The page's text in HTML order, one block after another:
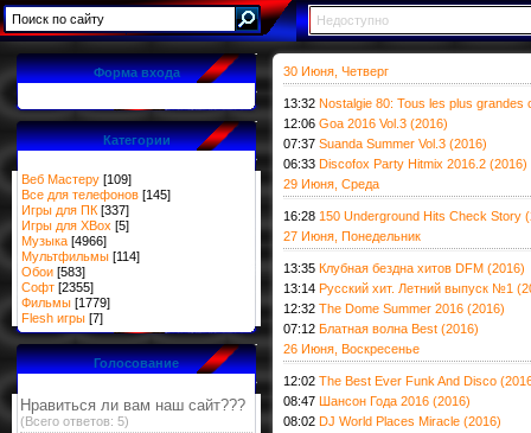
Недоступно
Форма входа
Категории
Веб Мастеру [109]
Все для телефонов [145]
Игры для ПК [337]
Игры для XBox [5]
Музыка [4966]
Мультфильмы [114]
Обои [583]
Софт [2355]
Фильмы [1779]
Flesh игры [7]
Голосование
Нравиться ли вам наш сайт???
(Всего ответов: 5)
30 Июня, Четверг
13:32 Nostalgie 80: Tous les plus
12:06 Goa 2016 Vol.3 (2016)
07:37 Suanda Summer Vol.3 (2016)
06:33 Discofox Party Hitmix 2016.2 (2016)
29 Июня, Среда
16:28 150 Underground Hits Check Story
27 Июня, Понедельник
13:35 Клубная бездна хитов DFM (2016)
13:14 Русский хит. Летний выпуск №1
12:32 The Dome Summer 2016 (2016)
07:12 Блатная волна Best (2016)
26 Июня, Воскресенье
12:02 The Best Ever Funk And Disco
08:47 Шансон Года 2016 (2016)
08:02 DJ World Places Miracle (2016)